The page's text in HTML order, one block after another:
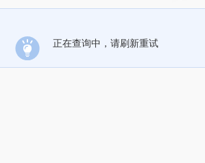
正在查询中，请刷新重试